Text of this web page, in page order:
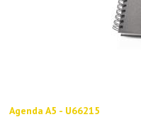
Agenda A5 - U66215